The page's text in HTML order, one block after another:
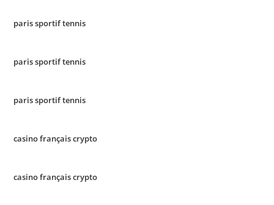
paris sportif tennis
paris sportif tennis
paris sportif tennis
casino français crypto
casino français crypto